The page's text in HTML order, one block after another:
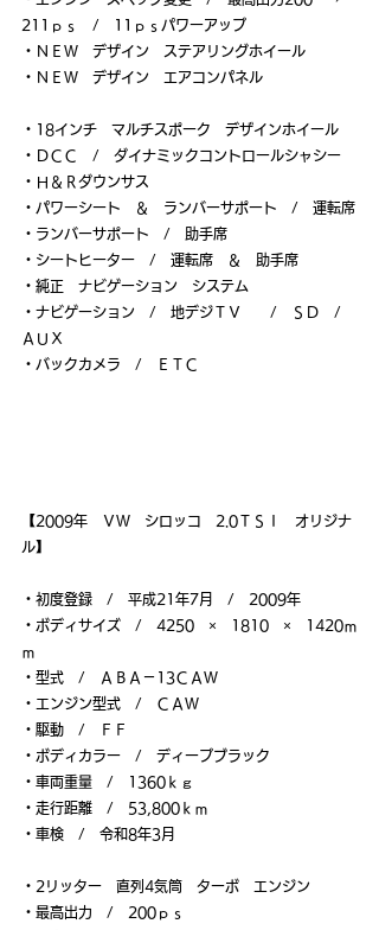
211ｐｓ　/　11ｐｓパワーアップ
・ＮＥＷ　デザイン　ステアリングホイール
・ＮＥＷ　デザイン　エアコンパネル
・18インチ　マルチスポーク　デザインホイール
・ＤＣＣ　/　ダイナミックコントロールシャシー
・Ｈ＆Ｒダウンサス
・パワーシート　＆　ランバーサポート　/　運転席
・ランバーサポート　/　助手席
・シートヒーター　/　運転席　＆　助手席
・純正　ナビゲーション　システム
・ナビゲーション　/　地デジＴＶ　　/　ＳＤ　/
ＡＵＸ
・バックカメラ　/　ＥＴＣ
【2009年　ＶＷ　シロッコ　2.0ＴＳＩ　オリジナ
ル】
・初度登録　/　平成21年7月　/　2009年
・ボディサイズ　/　4250　×　1810　×　1420ｍ
ｍ
・型式　/　ＡＢＡ－13ＣＡＷ
・エンジン型式　/　ＣＡＷ
・駆動　/　ＦＦ
・ボディカラー　/　ディープブラック
・車両重量　/　1360ｋｇ
・走行距離　/　53,800ｋｍ
・車検　/　令和8年3月
・2リッター　直列4気筒　ターボ　エンジン
・最高出力　/　200ｐｓ